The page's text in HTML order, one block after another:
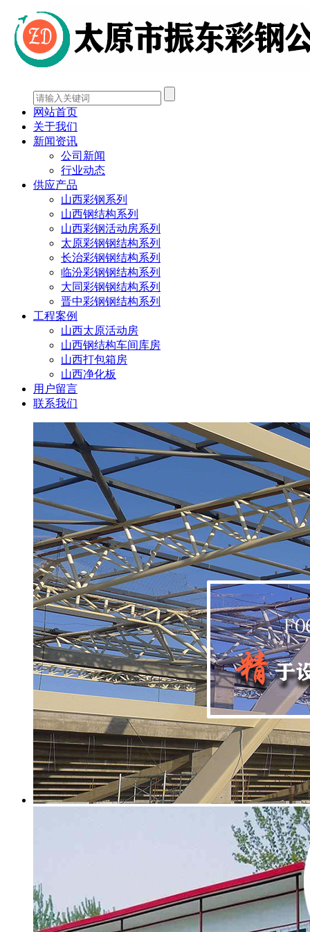
网站首页
关于我们
新闻资讯
公司新闻
行业动态
供应产品
山西彩钢系列
山西钢结构系列
山西彩钢活动房系列
太原彩钢钢结构系列
长治彩钢钢结构系列
临汾彩钢钢结构系列
大同彩钢钢结构系列
晋中彩钢钢结构系列
工程案例
山西太原活动房
山西钢结构车间库房
山西打包箱房
山西净化板
用户留言
联系我们